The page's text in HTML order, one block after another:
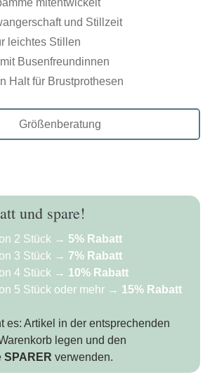
mitentwickelt
und Stillzeit
leichtes Stillen
Busenfreundinnen
Halt für Brustprothesen
Größenberatung
und spare!
2 Stück → 5% Rabatt
3 Stück → 7% Rabatt
4 Stück → 10% Rabatt
5 Stück oder mehr → 15% Rabatt
es: Artikel in der entsprechenden
legen und den
SPARER verwenden.